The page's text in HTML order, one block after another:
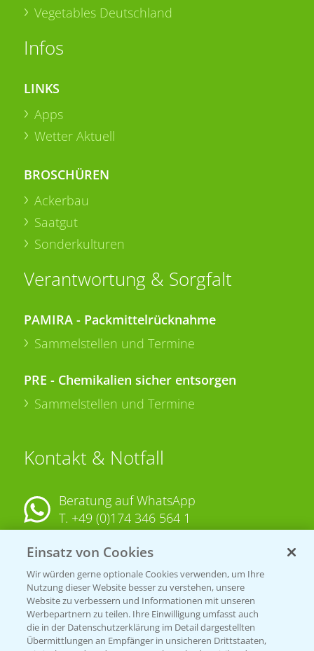
Vegetables Deutschland
Infos
LINKS
Apps
Wetter Aktuell
BROSCHÜREN
Ackerbau
Saatgut
Sonderkulturen
Verantwortung & Sorgfalt
PAMIRA - Packmittelrücknahme
Sammelstellen und Termine
PRE - Chemikalien sicher entsorgen
Sammelstellen und Termine
Kontakt & Notfall
Beratung auf WhatsApp
T. +49 (0)174 346 564 1
KONTAKT
Hilfe in Notfällen
T.+49 (0)214/30-20220
Einsatz von Cookies
Wir würden gerne optionale Cookies verwenden, um Ihre
Nutzung dieser Website besser zu verstehen, unsere
Website zu verbessern und Informationen mit unseren
Werbepartnern zu teilen. Ihre Einwilligung umfasst auch
die in der Datenschutzerklärung im Detail dargestellten
Übermittlungen an Empfänger in unsicheren Drittstaaten,